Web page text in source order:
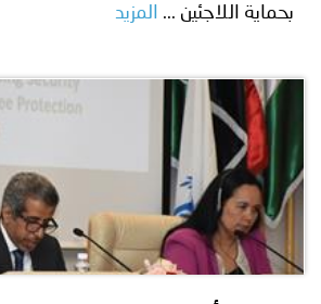
بحماية اللاجئين ...
المزيد